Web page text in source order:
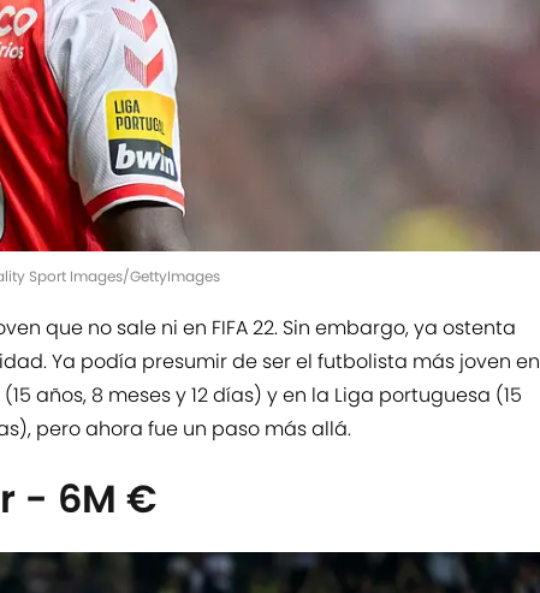
Sport Images/GettyImages
que no sale ni en FIFA 22. Sin embargo, ya ostenta
Ya podía presumir de ser el futbolista más joven en
años, 8 meses y 12 días) y en la Liga portuguesa (15
pero ahora fue un paso más allá.
- 6M €